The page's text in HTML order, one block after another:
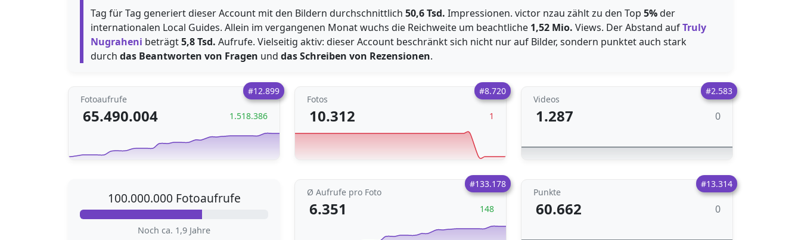
Tag für Tag generiert dieser Account mit den Bildern durchschnittlich 50,6 Tsd. Impressionen. victor nzau zählt zu den Top 5%der
internationalen Local Guides. Allein im vergangenen Monat wuchs die Reichweite um beachtliche 1,52 Mio. Views. Der Abstand aufTruly
Nugraheni beträgt5,8 Tsd. Aufrufe. Vielseitig aktiv: dieser Account beschränkt sich nicht nur auf Bilder, sondern punktet auch stark
durch das Beantworten von Fragen und das Schreiben von Rezensionen.
#12.899
Fotoaufrufe
65.490.004 1.518.386
#8.720
Fotos
10.312 1
#2.583
Videos
1.287 0
100.000.000 Fotoaufrufe
Noch ca. 1,9 Jahre
#133.178
Ø Aufrufe pro Foto
6.351 148
#13.314
Punkte
60.662 0